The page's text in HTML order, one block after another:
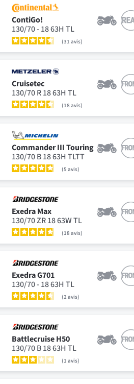
ContiGo!
130/70 - 18 63H TL
31avis
Cruisetec
130/70 R 18 63H TL
18avis
Commander III Touring
130/70 B 18 63H TLTT
5avis
Exedra Max
130/70 ZR 18 63W TL
18avis
Exedra G701
130/70 - 18 63H TL
2avis
Battlecruise H50
130/70 B 18 63H TL
1avis